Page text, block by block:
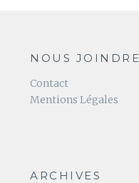
NOUS JOINDRE
Contact
Mentions Légales
ARCHIVES